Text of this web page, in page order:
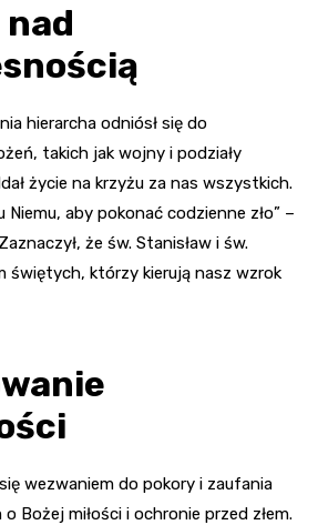
hierarcha odniósł się do
takich jak wojny i podziały
życie na krzyżu za nas wszystkich.
Niemu, aby pokonać codzienne zło” –
że św. Stanisław i św.
świętych, którzy kierują nasz wzrok
wezwaniem do pokory i zaufania
Bożej miłości i ochronie przed złem.